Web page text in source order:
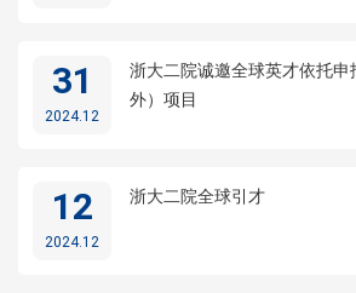
31
2024.12
浙大二院诚邀全球英才依托
外）项目
12
2024.12
浙大二院全球引才